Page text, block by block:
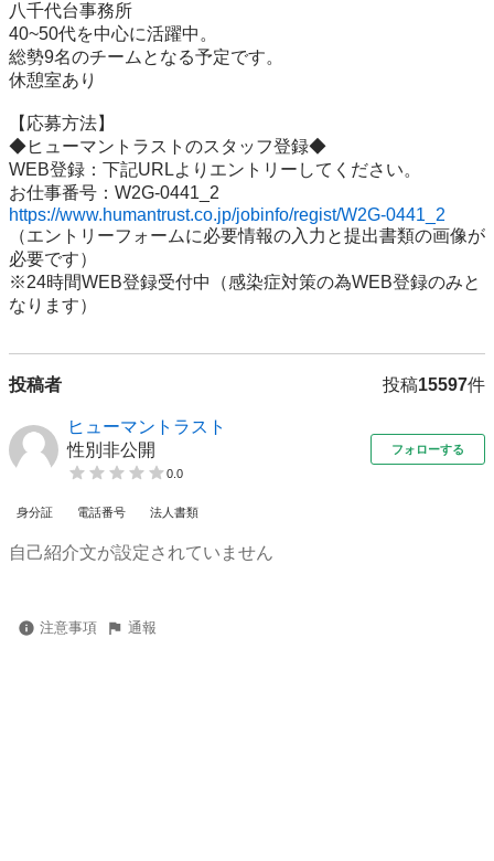
八千代台事務所
40~50代を中心に活躍中。
総勢9名のチームとなる予定です。
休憩室あり
【応募方法】
◆ヒューマントラストのスタッフ登録◆
WEB登録：下記URLよりエントリーしてください。
https://www.humantrust.co.jp/jobinfo/regist/W2G-0441_2
（エントリーフォームに必要情報の入力と提出書類の画像が
必要です）
※24時間WEB登録受付中（感染症対策の為WEB登録のみと
なります）
投稿者 投稿15597件
ヒューマントラスト
性別非公開
0.0
フォローする
身分証 電話番号 法人書類
自己紹介文が設定されていません
注意事項 通報